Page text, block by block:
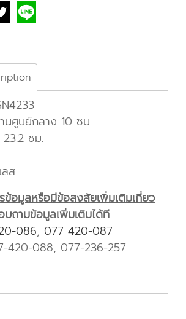
นศูนย์กลาง 10 ซม.
ซม.
ส
ข้อมูลหรือมีข้อสงสัยเพิ่มเติมเกี่ยว
ถามข้อมูลเพิ่มเติมได้ที
086, 077 420-087
420-088, 077-236-257